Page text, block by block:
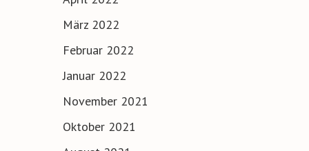
März 2022
Februar 2022
Januar 2022
November 2021
Oktober 2021